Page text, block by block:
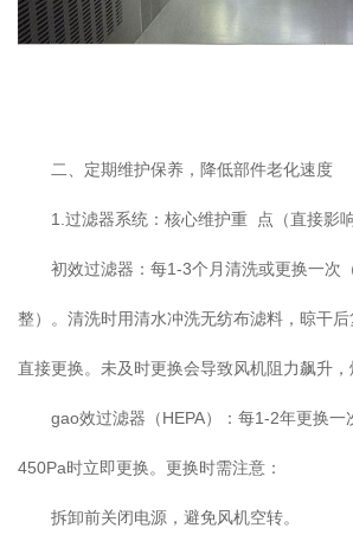
二、定期维护保养，降低部件老化速度
1.过滤器系统：核心维护重 点（直接影响
初效过滤器：每1-3个月清洗或更换一次
整）。清洗时用清水冲洗无纺布滤料，晾干
直接更换。未及时更换会导致风机阻力飙升，
gao效过滤器（HEPA）：每1-2年更换一
450Pa时立即更换。更换时需注意：
拆卸前关闭电源，避免风机空转。